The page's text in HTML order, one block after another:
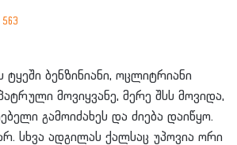
563
ბენზინიანი, ოცლიტრიანი
მოვიყვანე, მერე შსს მოვიდა,
გამოიძახეს და ძიება დაიწყო.
სხვა ადგილას ქალსაც უპოვია ორი